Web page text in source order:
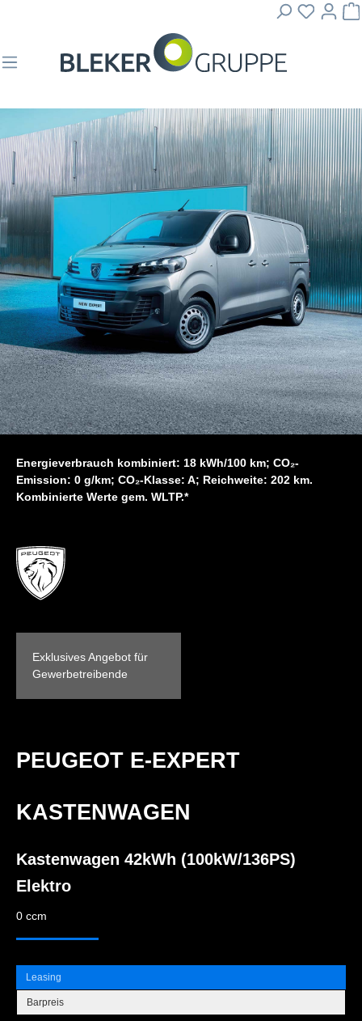
Energieverbrauch kombiniert: 18 kWh/100 km; CO₂-
Emission: 0 g/km; CO₂-Klasse: A; Reichweite: 202 km.
Kombinierte Werte gem. WLTP.*
Exklusives Angebot für
Gewerbetreibende
PEUGEOT E-EXPERT
KASTENWAGEN
Kastenwagen 42kWh (100kW/136PS)
Elektro
0 ccm
Leasing
Barpreis